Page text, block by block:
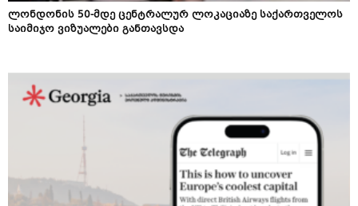
ლონდონის 50-მდე ცენტრალურ ლოკაციაზე საქართველოს
საიმიჯო ვიზუალები განთავსდა